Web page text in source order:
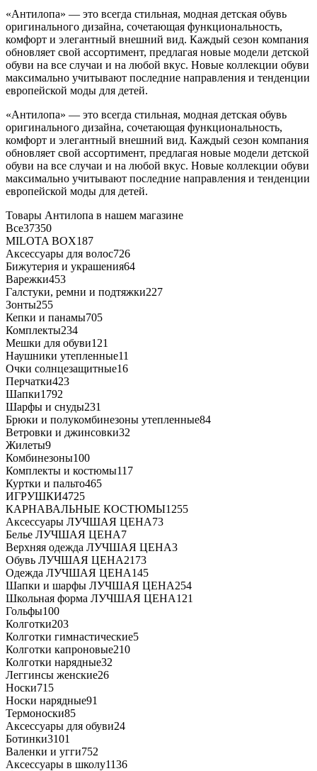
«Антилопа» — это всегда стильная, модная детская обувь
оригинального дизайна, сочетающая функциональность,
комфорт и элегантный внешний вид. Каждый сезон компания
обновляет свой ассортимент, предлагая новые модели детской
обуви на все случаи и на любой вкус. Новые коллекции обуви
максимально учитывают последние направления и тенденции
европейской моды для детей.
«Антилопа» — это всегда стильная, модная детская обувь
оригинального дизайна, сочетающая функциональность,
комфорт и элегантный внешний вид. Каждый сезон компания
обновляет свой ассортимент, предлагая новые модели детской
обуви на все случаи и на любой вкус. Новые коллекции обуви
максимально учитывают последние направления и тенденции
европейской моды для детей.
Товары Антилопа в нашем магазине
Все37350
MILOTA BOX187
Аксессуары для волос726
Бижутерия и украшения64
Варежки453
Галстуки, ремни и подтяжки227
Зонты255
Кепки и панамы705
Комплекты234
Мешки для обуви121
Наушники утепленные11
Очки солнцезащитные16
Перчатки423
Шапки1792
Шарфы и снуды231
Брюки и полукомбинезоны утепленные84
Ветровки и джинсовки32
Жилеты9
Комбинезоны100
Комплекты и костюмы117
Куртки и пальто465
ИГРУШКИ4725
КАРНАВАЛЬНЫЕ КОСТЮМЫ1255
Аксессуары ЛУЧШАЯ ЦЕНА73
Белье ЛУЧШАЯ ЦЕНА7
Верхняя одежда ЛУЧШАЯ ЦЕНА3
Обувь ЛУЧШАЯ ЦЕНА2173
Одежда ЛУЧШАЯ ЦЕНА145
Шапки и шарфы ЛУЧШАЯ ЦЕНА254
Школьная форма ЛУЧШАЯ ЦЕНА121
Гольфы100
Колготки203
Колготки гимнастические5
Колготки капроновые210
Колготки нарядные32
Леггинсы женские26
Носки715
Носки нарядные91
Термоноски85
Аксессуары для обуви24
Ботинки3101
Валенки и угги752
Аксессуары в школу1136